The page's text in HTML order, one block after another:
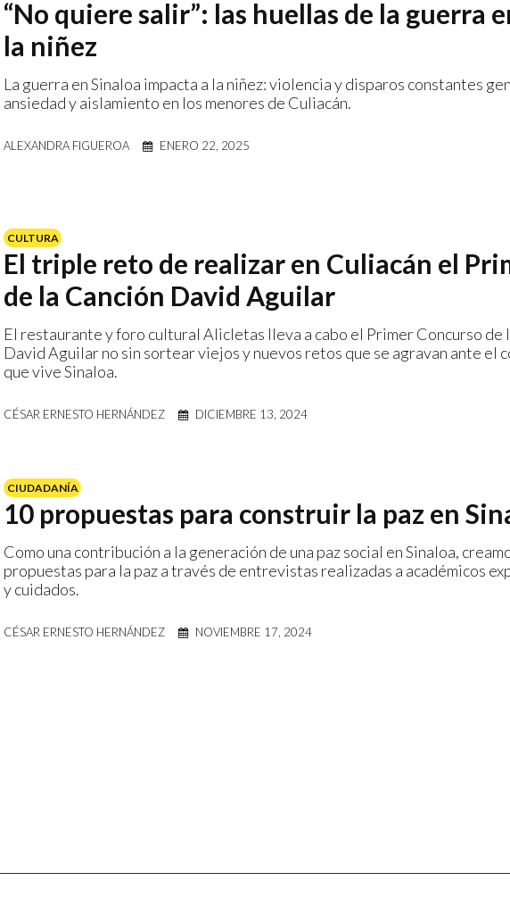
“No quiere salir”: las huellas de la guerra
la niñez
La guerra en Sinaloa impacta a la niñez: violencia y disparos constantes
ansiedad y aislamiento en los menores de Culiacán.
ALEXANDRA FIGUEROA ENERO 22, 2025
CULTURA
El triple reto de realizar en Culiacán el
de la Canción David Aguilar
El restaurante y foro cultural Alicletas lleva a cabo el Primer Concurso de
David Aguilar no sin sortear viejos y nuevos retos que se agravan ante el
que vive Sinaloa.
CÉSAR ERNESTO HERNÁNDEZ DICIEMBRE 13, 2024
CIUDADANÍA
10 propuestas para construir la paz en
Como una contribución a la generación de una paz social en Sinaloa,
propuestas para la paz a través de entrevistas realizadas a académicos
y cuidados.
CÉSAR ERNESTO HERNÁNDEZ NOVIEMBRE 17, 2024